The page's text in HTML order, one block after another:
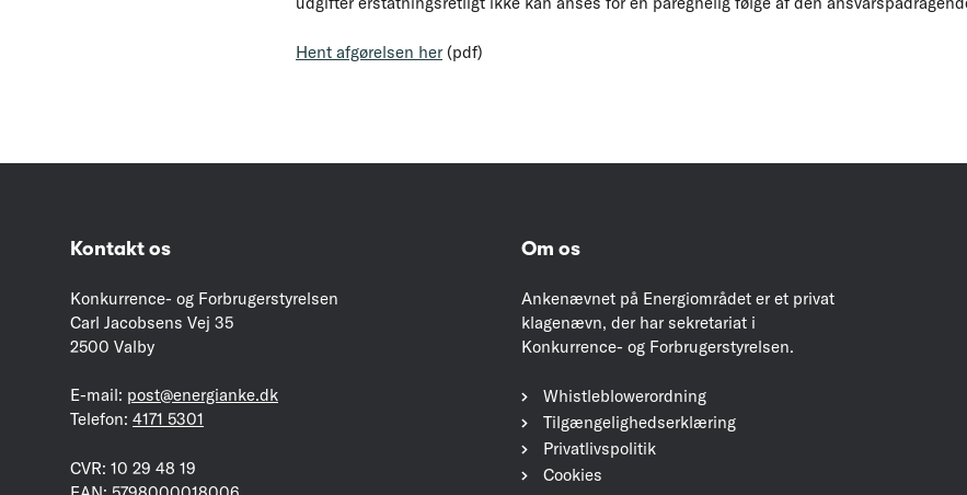
Hent afgørelsen her (pdf)
Kontakt os
Konkurrence- og Forbrugerstyrelsen
Carl Jacobsens Vej 35
2500 Valby
E-mail: post@energianke.dk
Telefon: 4171 5301
CVR: 10 29 48 19
Om os
Ankenævnet på Energiområdet er et privat
klagenævn, der har sekretariat i
Konkurrence- og Forbrugerstyrelsen.
Whistleblowerordning
Tilgængelighedserklæring
Privatlivspolitik
Cookies